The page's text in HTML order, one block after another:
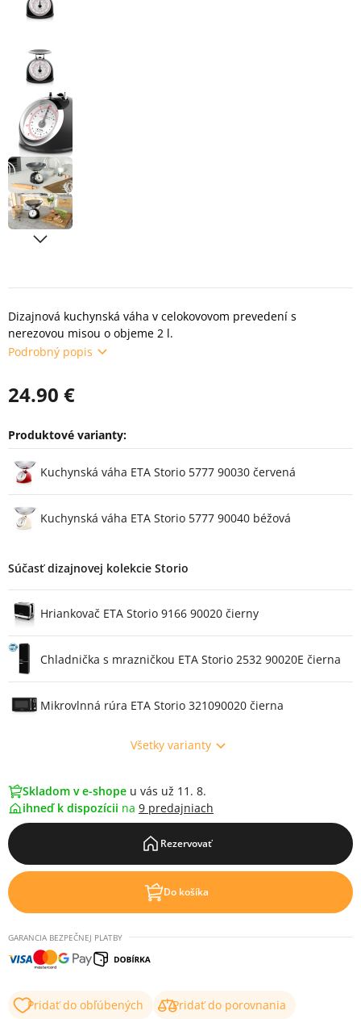
Dizajnová kuchynská váha v celokovovom prevedení s
nerezovou misou o objeme 2 l.
Podrobný popis
24.90 €
Produktové varianty:
Kuchynská váha ETA Storio 5777 90030 červená
Kuchynská váha ETA Storio 5777 90040 béžová
Súčasť dizajnovej kolekcie Storio
Hriankovač ETA Storio 9166 90020 čierny
Chladnička s mrazničkou ETA Storio 2532 90020E čierna
Mikrovlnná rúra ETA Storio 321090020 čierna
Všetky varianty
Skladom v e-shope u vás už 11. 8.
ihneď k dispozícii na 9 predajniach
Rezervovať
Do košíka
GARANCIA BEZPEČNEJ PLATBY
Pridať do obľúbených
Pridať do porovnania